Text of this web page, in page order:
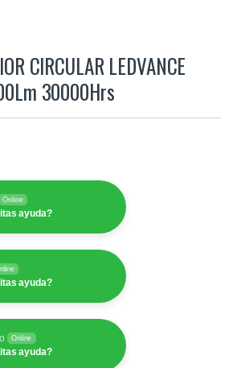
CIRCULAR LEDVANCE
30000Hrs
Online
ayuda?
ayuda?
Online
ayuda?